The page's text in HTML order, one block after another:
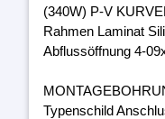
(340W) P-V
Rahmen Laminat
Abflussöffnung 4-
Typenschild